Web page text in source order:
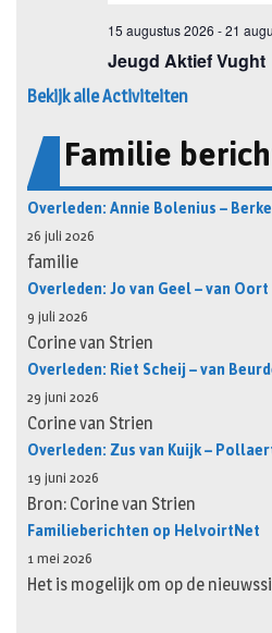
Bekijk alle Activiteiten
Familie
Overleden: Annie Bolenius –
26 juli 2026
familie
Overleden: Jo van Geel – van Oort
9 juli 2026
Corine van Strien
Overleden: Riet Scheij – van
29 juni 2026
Corine van Strien
Overleden: Zus van Kuijk –
19 juni 2026
Bron: Corine van Strien
Familieberichten op HelvoirtNet
1 mei 2026
Het is mogelijk om op de